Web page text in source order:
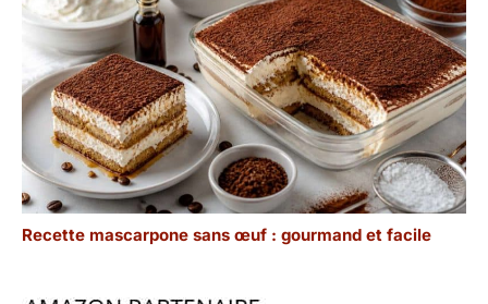
Recette mascarpone sans œuf : gourmand et facile